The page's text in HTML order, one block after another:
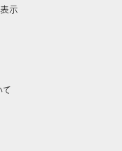
示